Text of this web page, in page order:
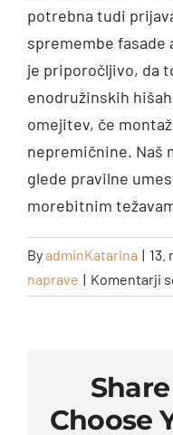
potrebna tudi
spremembe
je priporočljivo, da
enodružinskih
omejitev, če
nepremičnine. Naš
glede pravilne
morebitnim
ByadminKatarina | 13.
naprave | Komentarji
Choose